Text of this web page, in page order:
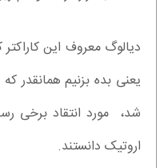
دیالوگ‌ معروف این
یعنی بده بزنیم همانقدر
شد، مورد انتقاد برخی
اروتیک دانستند.